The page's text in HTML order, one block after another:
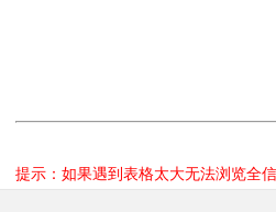
提示：如果遇到表格太大无法浏览全